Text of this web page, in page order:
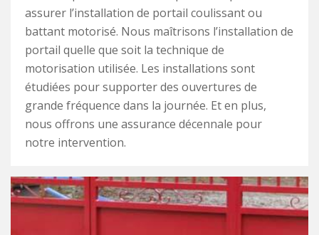
assurer l’installation de portail coulissant ou
battant motorisé. Nous maîtrisons l’installation de
portail quelle que soit la technique de
motorisation utilisée. Les installations sont
étudiées pour supporter des ouvertures de
grande fréquence dans la journée. Et en plus,
nous offrons une assurance décennale pour
notre intervention.